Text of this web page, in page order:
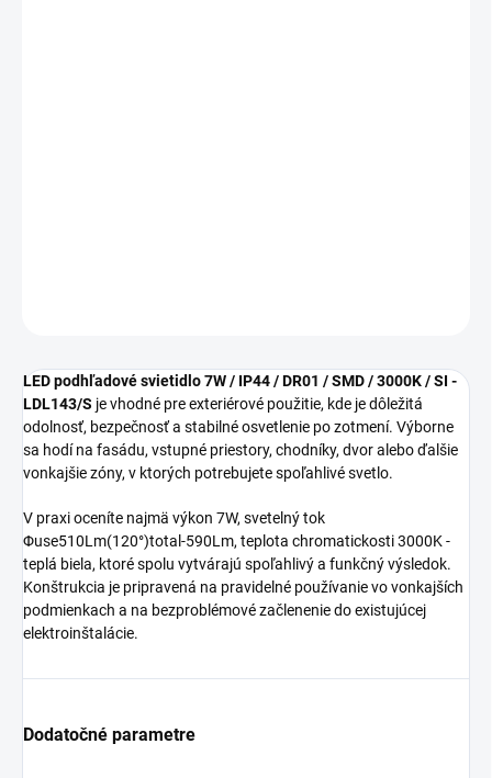
LED podhľadové svietidlo 7W / IP44 / DR01 / SMD / 3000K / SI -
LDL143/S je vhodné pre exteriérové použitie, kde je dôležitá
odolnosť, bezpečnosť a stabilné osvetlenie po zotmení. Výborne
sa hodí na fasádu, vstupné priestory, chodníky, dvor alebo ďalšie
vonkajšie zóny, v ktorých potrebujete spoľahlivé svetlo.
V praxi oceníte najmä výkon 7W, svetelný tok
Φuse510Lm(120°)total-590Lm, teplota chromatickosti 3000K -
teplá biela, ktoré spolu vytvárajú spoľahlivý a funkčný výsledok.
Konštrukcia je pripravená na pravidelné používanie vo vonkajších
podmienkach a na bezproblémové začlenenie do existujúcej
elektroinštalácie.
Dodatočné parametre